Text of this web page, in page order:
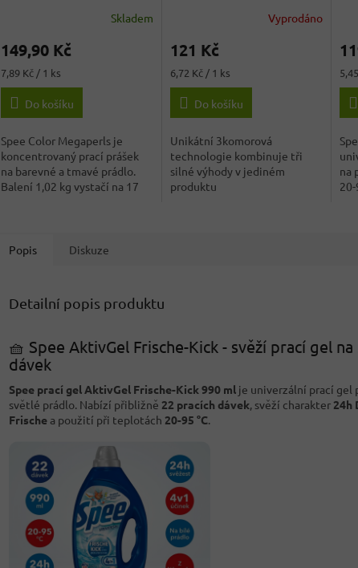
produktu
3,6
Skladem
149,90 Kč
Měrná
cena:
7,89 Kč / 1 ks
Do košíku
Spee Color Megaperls je
koncentrovaný prací prášek
na barevné a tmavé prádlo.
Balení 1,02 kg vystačí na 17
produktu
4,2
Vyprodáno
121 Kč
Měrná
cena:
6,72 Kč / 1 ks
Do košíku
Unikátní 3komorová
technologie kombinuje tři
silné výhody v jediném
produktu
na
20-
Popis Diskuze
Detailní popis produktu
🧺 Spee AktivGel Frische-Kick - svěží prací gel na
dávek
Spee prací gel AktivGel Frische-Kick 990 ml je univerzální prací gel
světlé prádlo. Nabízí přibližně 22 pracích dávek, svěží charakter 24h
Frische a použití při teplotách 20-95 °C.